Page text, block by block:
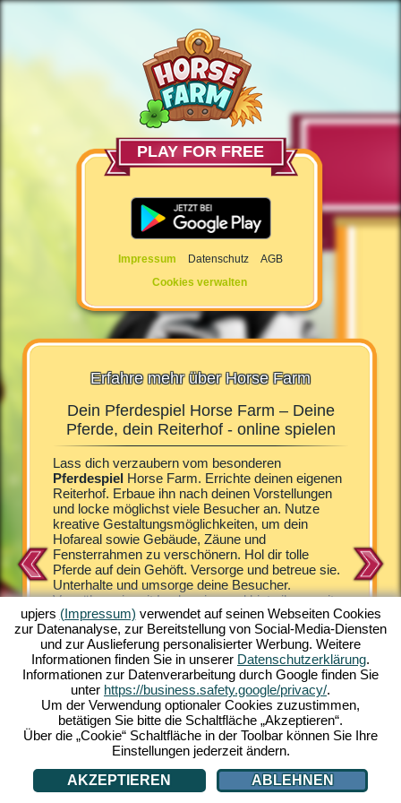
PLAY FOR FREE
Impressum Datenschutz
AGB
Cookies verwalten
Erfahre mehr über Horse Farm
das
und
Dein Pferdespiel Horse Farm – Deine
Pferde, dein Reiterhof - online spielen
Lass dich verzaubern vom besonderen
PferdespielHorse Farm. Errichte deinen eigenen
Reiterhof. Erbaue ihn nach deinen Vorstellungen
und locke möglichst viele Besucher an. Nutze
kreative Gestaltungsmöglichkeiten, um dein
Hofareal sowie Gebäude, Zäune und
Fensterrahmen zu verschönern. Hol dir tolle
Pferde auf dein Gehöft. Versorge und betreue sie.
Unterhalte und umsorge deine Besucher.
Verwöhne sie mit Leckereien und biete ihnen mit
den Lodges komfortable Unterkünfte. Horse Farm
versetzt dich in eine faszinierendes Setting. Im
bunten Comic-Look gestaltet, bietet dir Horse
Farm eine Vielzahl herausragender
Spielerlebnisse. Hole dir unterschiedliche Pferde-
Arten auf deine Ranch. Erlebe das einzigartige
Online Pferdespiel am PC. Spiel mit!
Araber,
holen.
nur
eine
upjers (Impressum) verwendet auf seinen Webseiten Cookies
zur Datenanalyse, zur Bereitstellung von Social-Media-Diensten
und zur Auslieferung personalisierter Werbung. Weitere
Informationen finden Sie in unserer Datenschutzerklärung.
Informationen zur Datenverarbeitung durch Google finden Sie
unter https://business.safety.google/privacy/.
Um der Verwendung optionaler Cookies zuzustimmen,
betätigen Sie bitte die Schaltfläche „Akzeptieren“.
Über die „Cookie“ Schaltfläche in der Toolbar können Sie Ihre
Einstellungen jederzeit ändern.
AKZEPTIEREN
ABLEHNEN